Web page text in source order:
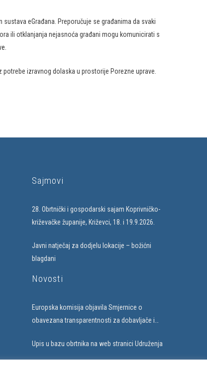
eGrađana. Preporučuje se građanima da svaki
ili otklanjanja nejasnoća građani mogu komunicirati s
izravnog dolaska u prostorije Porezne uprave.​​
Sajmovi
28. Obrtnički i gospodarski sajam Koprivničko-
križevačke županije, Križevci, 18. i 19.9.2026.
Javni natječaj za dodjelu lokacije – božićni
blagdani
Novosti
Europska komisija objavila Smjernice o
obavezana transparentnosti za dobavljače i
Upis u bazu obrtnika na web stranici Udruženja